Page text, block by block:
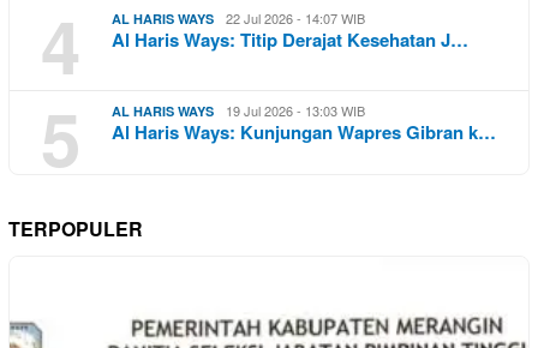
4 AL HARIS WAYS 22 Jul 2026 - 14:07 WIB
Al Haris Ways: Titip Derajat Kesehatan J…
5 AL HARIS WAYS 19 Jul 2026 - 13:03 WIB
Al Haris Ways: Kunjungan Wapres Gibran k…
TERPOPULER